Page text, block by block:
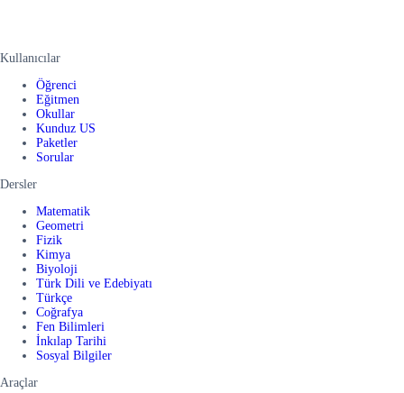
Kullanıcılar
Öğrenci
Eğitmen
Okullar
Kunduz US
Paketler
Sorular
Dersler
Matematik
Geometri
Fizik
Kimya
Biyoloji
Türk Dili ve Edebiyatı
Türkçe
Coğrafya
Fen Bilimleri
İnkılap Tarihi
Sosyal Bilgiler
Araçlar